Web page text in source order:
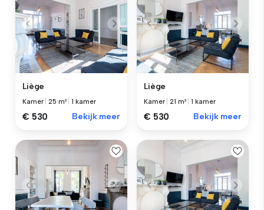
Liège
Kamer |25 m² |1 kamer
€ 530 Bekijk meer
Liège
Kamer |21 m² |1 kamer
€ 530 Bekijk meer